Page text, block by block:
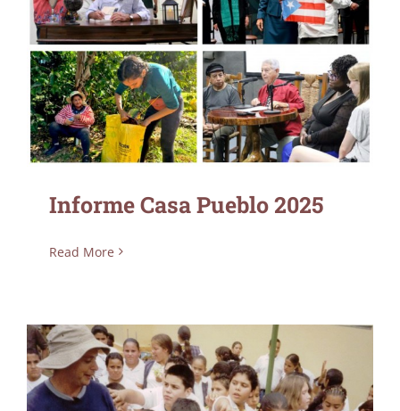
Informe Casa Pueblo 2025
Informe Casa Pueblo 2025
Read More